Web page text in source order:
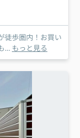
... もっと見る